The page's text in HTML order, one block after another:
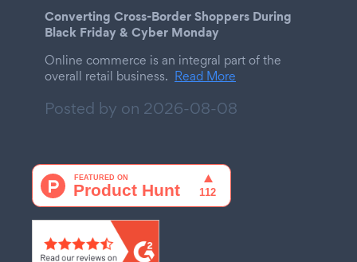
Converting Cross-Border Shoppers During
Black Friday & Cyber Monday
Online commerce is an integral part of the
overall retail business. Read More
Posted by on 2026-08-08